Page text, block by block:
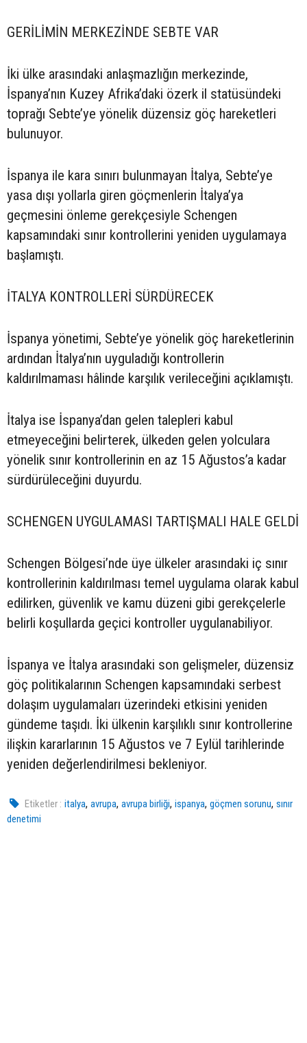
GERİLİMİN MERKEZİNDE SEBTE VAR
İki ülke arasındaki anlaşmazlığın merkezinde,
İspanya’nın Kuzey Afrika’daki özerk il statüsündeki
toprağı Sebte’ye yönelik düzensiz göç hareketleri
bulunuyor.
İspanya ile kara sınırı bulunmayan İtalya, Sebte’ye
yasa dışı yollarla giren göçmenlerin İtalya’ya
geçmesini önleme gerekçesiyle Schengen
kapsamındaki sınır kontrollerini yeniden uygulamaya
başlamıştı.
İTALYA KONTROLLERİ SÜRDÜRECEK
İspanya yönetimi, Sebte’ye yönelik göç hareketlerinin
ardından İtalya’nın uyguladığı kontrollerin
kaldırılmaması hâlinde karşılık verileceğini açıklamıştı.
İtalya ise İspanya’dan gelen talepleri kabul
etmeyeceğini belirterek, ülkeden gelen yolculara
yönelik sınır kontrollerinin en az 15 Ağustos’a kadar
sürdürüleceğini duyurdu.
SCHENGEN UYGULAMASI TARTIŞMALI HALE GELDİ
Schengen Bölgesi’nde üye ülkeler arasındaki iç sınır
kontrollerinin kaldırılması temel uygulama olarak kabul
edilirken, güvenlik ve kamu düzeni gibi gerekçelerle
belirli koşullarda geçici kontroller uygulanabiliyor.
İspanya ve İtalya arasındaki son gelişmeler, düzensiz
göç politikalarının Schengen kapsamındaki serbest
dolaşım uygulamaları üzerindeki etkisini yeniden
gündeme taşıdı. İki ülkenin karşılıklı sınır kontrollerine
ilişkin kararlarının 15 Ağustos ve 7 Eylül tarihlerinde
yeniden değerlendirilmesi bekleniyor.
Etiketler : italya,avrupa,avrupa birliği,ispanya,göçmen sorunu,sınır
denetimi